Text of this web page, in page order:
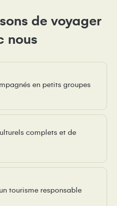
de voyager
nous
en petits groupes
complets et de
tourisme responsable